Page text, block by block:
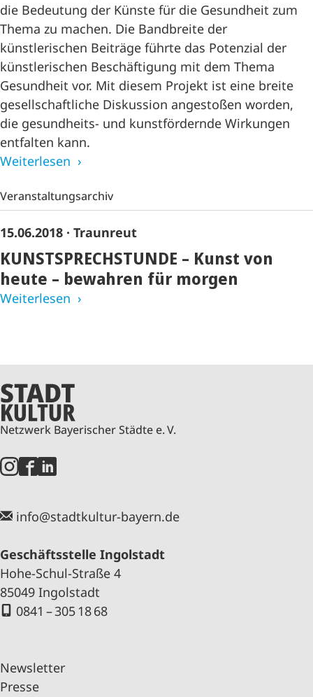
die Bedeutung der Künste für die Gesundheit zum
Thema zu machen. Die Bandbreite der
künstlerischen Beiträge führte das Potenzial der
künstlerischen Beschäftigung mit dem Thema
Gesundheit vor. Mit diesem Projekt ist eine breite
gesellschaftliche Diskussion angestoßen worden,
die gesundheits- und kunstfördernde Wirkungen
entfalten kann.
Weiterlesen
Veranstaltungsarchiv
15.06.2018 · Traunreut
KUNSTSPRECHSTUNDE – Kunst von
heute – bewahren für morgen
Weiterlesen
Netzwerk Bayerischer Städte e. V.
info@stadtkultur-bayern.de
Geschäftsstelle Ingolstadt
Hohe-Schul-Straße 4
85049 Ingolstadt
0841 – 305 18 68
Newsletter
Presse